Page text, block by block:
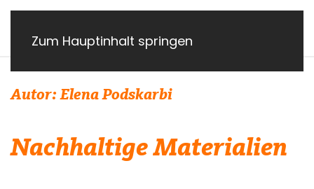
Zum Hauptinhalt springen
Autor:Elena Podskarbi
Nachhaltige Materialien